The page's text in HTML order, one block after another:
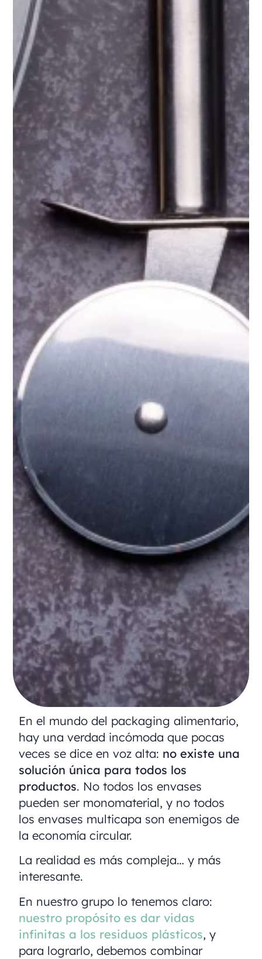
En el mundo del packaging alimentario,
hay una verdad incómoda que pocas
veces se dice en voz alta: no existe una
solución única para todos los
productos. No todos los envases
pueden ser monomaterial, y no todos
los envases multicapa son enemigos de
la economía circular.
La realidad es más compleja… y más
interesante.
En nuestro grupo lo tenemos claro:
nuestro propósito es dar vidas
infinitas a los residuos plásticos, y
para lograrlo, debemos combinar